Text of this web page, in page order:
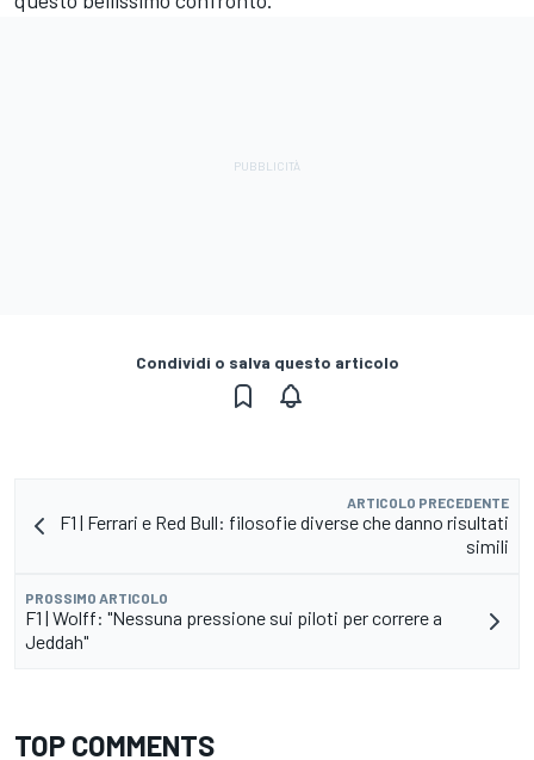
Condividi o salva questo articolo
ARTICOLO PRECEDENTE
F1 | Ferrari e Red Bull: filosofie diverse che danno risultati
simili
PROSSIMO ARTICOLO
F1 | Wolff: "Nessuna pressione sui piloti per correre a
Jeddah"
TOP COMMENTS